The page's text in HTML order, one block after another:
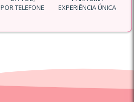
POR TELEFONE
EXPERIÊNCIA ÚNICA